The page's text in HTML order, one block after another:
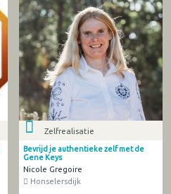
Zelfrealisatie
Bevrijd je authentieke zelf met de
Gene Keys
Nicole Gregoire
Honselersdijk